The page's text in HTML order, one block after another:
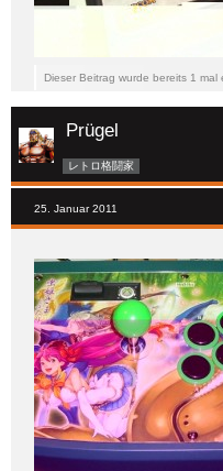
Dieser Beitrag wurde bereits 1 mal
Prügel
レトロ格闘家
25. Januar 2011